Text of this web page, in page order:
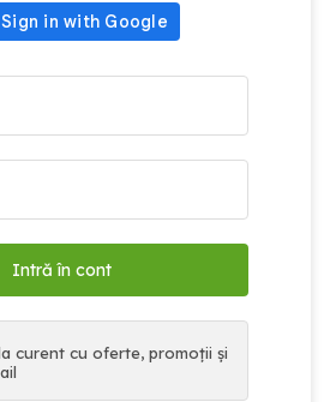
curent cu oferte, promoții și